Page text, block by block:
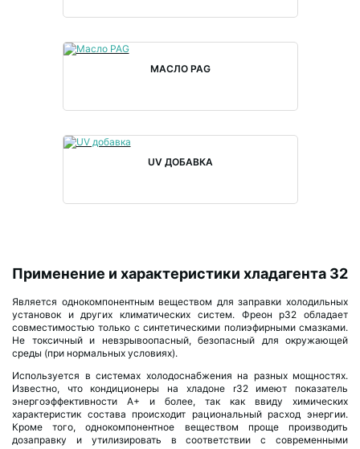
МАСЛО PAG
UV ДОБАВКА
Применение и характеристики хладагента 32
Является однокомпонентным веществом для заправки холодильных
установок и других климатических систем. Фреон р32 обладает
совместимостью только с синтетическими полиэфирными смазками.
Не токсичный и невзрывоопасный, безопасный для окружающей
среды (при нормальных условиях).
Используется в системах холодоснабжения на разных мощностях.
Известно, что кондиционеры на хладоне r32 имеют показатель
энергоэффективности А+ и более, так как ввиду химических
характеристик состава происходит рациональный расход энергии.
Кроме того, однокомпонентное веществом проще производить
дозаправку и утилизировать в соответствии с современными